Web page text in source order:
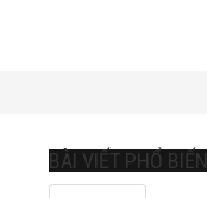
BÀI VIẾT PHỔ BIẾN